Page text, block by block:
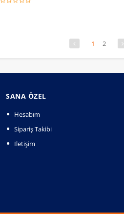
1 2
SANA ÖZEL
Hesabım
Sipariş Takibi
İletişim